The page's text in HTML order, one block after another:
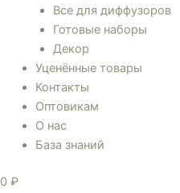
Все для диффузоров
Готовые наборы
Декор
Уценённые товары
Контакты
Оптовикам
О нас
База знаний
0 ₽